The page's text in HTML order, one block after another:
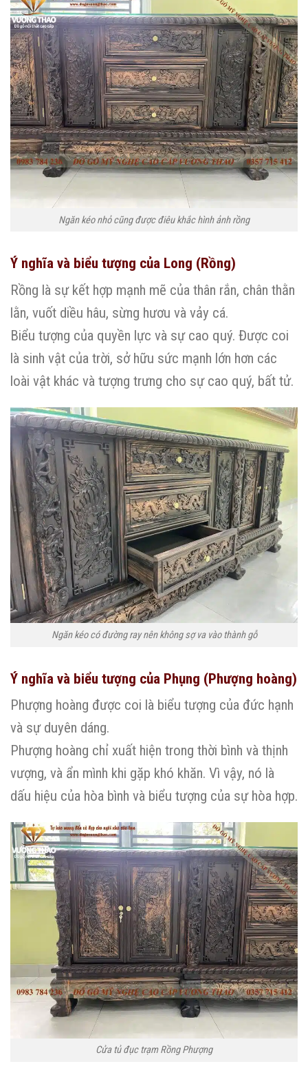
Ngăn kéo nhỏ cũng được điêu khắc hình ảnh rồng
Ý nghĩa và biểu tượng của Long (Rồng)
Rồng là sự kết hợp mạnh mẽ của thân rắn, chân thằn
lằn, vuốt diều hâu, sừng hươu và vảy cá.
Biểu tượng của quyền lực và sự cao quý. Được coi
là sinh vật của trời, sở hữu sức mạnh lớn hơn các
loài vật khác và tượng trưng cho sự cao quý, bất tử.
Ngăn kéo có đường ray nên không sợ va vào thành gỗ
Ý nghĩa và biểu tượng của Phụng (Phượng hoàng)
Phượng hoàng được coi là biểu tượng của đức hạnh
và sự duyên dáng.
Phượng hoàng chỉ xuất hiện trong thời bình và thịnh
vượng, và ẩn mình khi gặp khó khăn. Vì vậy, nó là
dấu hiệu của hòa bình và biểu tượng của sự hòa hợp.
Cửa tủ đục trạm Rồng Phượng